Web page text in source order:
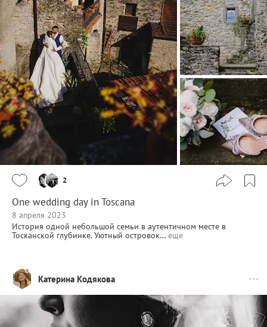
2
One wedding day in Toscana
8 апреля 2023
История одной небольшой семьи в аутентичном месте в
Тосканской глубинке. Уютный островок… еще
Катерина Кодякова